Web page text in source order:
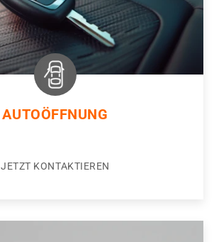
AUTOÖFFNUNG
JETZT KONTAKTIEREN